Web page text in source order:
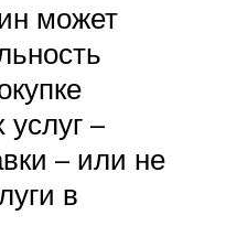
может
–
– или не
в